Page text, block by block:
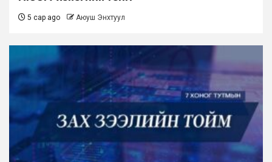
5 сар ago Аюуш Энхтуул